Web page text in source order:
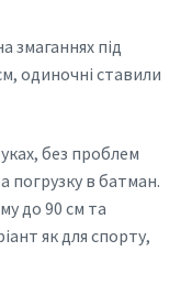
змаганнях під
одиночні ставили
без проблем
погрузку в батман.
до 90 см та
як для спорту,